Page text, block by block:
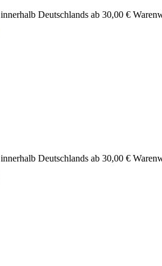
innerhalb Deutschlands ab 30,00 €
innerhalb Deutschlands ab 30,00 €